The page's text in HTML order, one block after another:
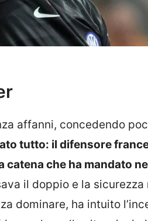
affanni, concedendo
tutto: il difensore
catena che ha mandato
il doppio e la
dominare, ha intuito